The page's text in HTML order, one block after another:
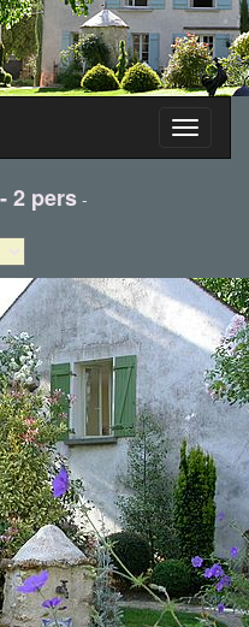
Toggle
2 pers -